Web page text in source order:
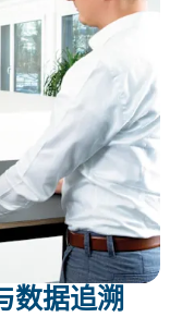
数据追溯